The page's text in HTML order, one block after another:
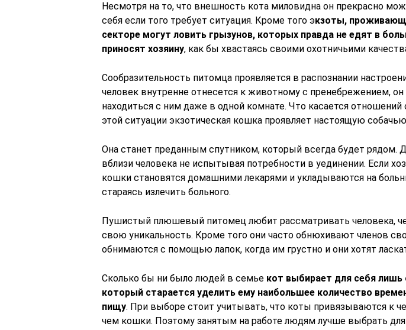
Несмотря на то, что внешность кота миловидна он прекрасно
себя если того требует ситуация. Кроме того экзоты,
секторе могут ловить грызунов, которых правда не едят в
приносят хозяину, как бы хвастаясь своими охотничьими
Сообразительность питомца проявляется в распознании
человек внутренне отнесется к животному с пренебрежением, он
находиться с ним даже в одной комнате. Что касается отношений
этой ситуации экзотическая кошка проявляет настоящую
Она станет преданным спутником, который всегда будет рядом.
вблизи человека не испытывая потребности в уединении. Если
кошки становятся домашними лекарями и укладываются на
стараясь излечить больного.
Пушистый плюшевый питомец любит рассматривать человека,
свою уникальность. Кроме того они часто обнюхивают членов
обнимаются с помощью лапок, когда им грустно и они хотят
Сколько бы ни было людей в семье кот выбирает для себя лишь
который старается уделить ему наибольшее количество
пищу. При выборе стоит учитывать, что коты привязываются к
чем кошки. Поэтому занятым на работе людям лучше выбрать для